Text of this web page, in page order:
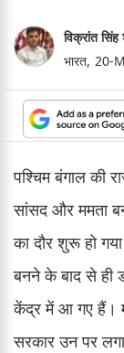
विक्रांत
भारत, 20-
पश्चिम बंगाल की
सांसद और ममता
का दौर शुरू हो
बनने के बाद से ही
केंद्र में आ गए हैं।
सरकार उन पर